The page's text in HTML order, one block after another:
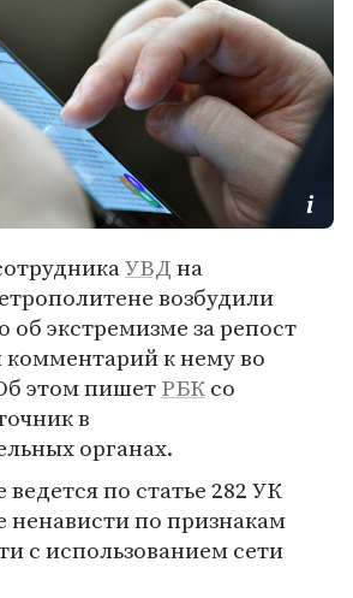
УВДна
возбудили
об экстремизме за репост
к нему во
этом пишетРБКсо
в
органах.
по статье 282 УК
ненависти по признакам
с использованием сети